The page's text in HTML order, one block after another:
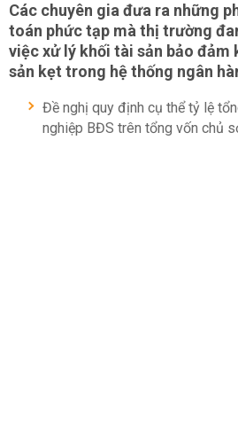
Các chuyên gia đưa ra những
toán phức tạp mà thị trường
việc xử lý khối tài sản bảo đảm
sản kẹt trong hệ thống ngân
Đề nghị quy định cụ thể tỷ lệ
nghiệp BĐS trên tổng vốn chủ